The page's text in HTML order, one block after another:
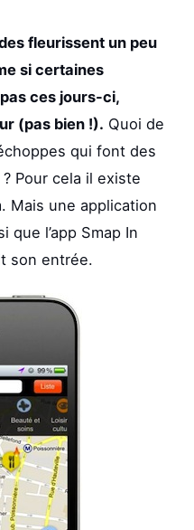
fleurissent un peu
si certaines
ces jours-ci,
(pas bien !). Quoi de
qui font des
Pour cela il existe
Mais une application
que l’app Smap In
son entrée.